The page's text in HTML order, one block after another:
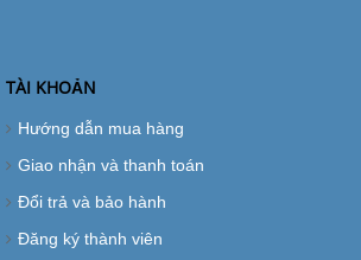
TÀI KHOẢN
Hướng dẫn mua hàng
Giao nhận và thanh toán
Đổi trả và bảo hành
Đăng ký thành viên